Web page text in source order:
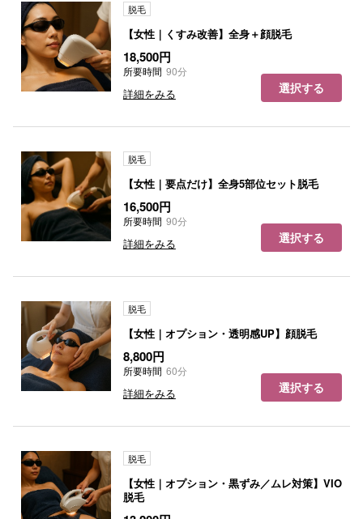
脱毛
【女性｜くすみ改善】全身＋顔脱毛
18,500円
所要時間 90分
詳細をみる 選択する
脱毛
【女性｜要点だけ】全身5部位セット脱毛
16,500円
所要時間 90分
詳細をみる 選択する
脱毛
【女性｜オプション・透明感UP】顔脱毛
8,800円
所要時間 60分
詳細をみる 選択する
脱毛
【女性｜オプション・黒ずみ／ムレ対策】VIO
脱毛